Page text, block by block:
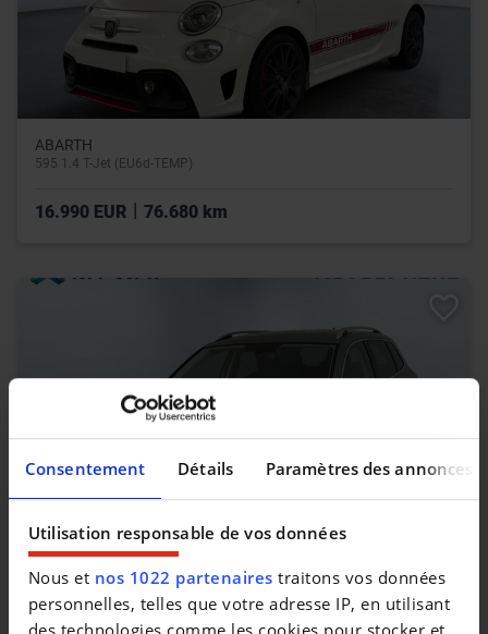
Consentement Détails Paramètres des annonces
Utilisation responsable de vos données
Nous et nos 1022 partenaires traitons vos données
personnelles, telles que votre adresse IP, en utilisant
ABARTH
595 1.4 T-Jet (EU6d-TEMP)
16.990 EUR | 76.680 km
SKODA KAROQ
Ambition*GPS*Caméra*Carplay*Attelage*Capteurs Av/Ar